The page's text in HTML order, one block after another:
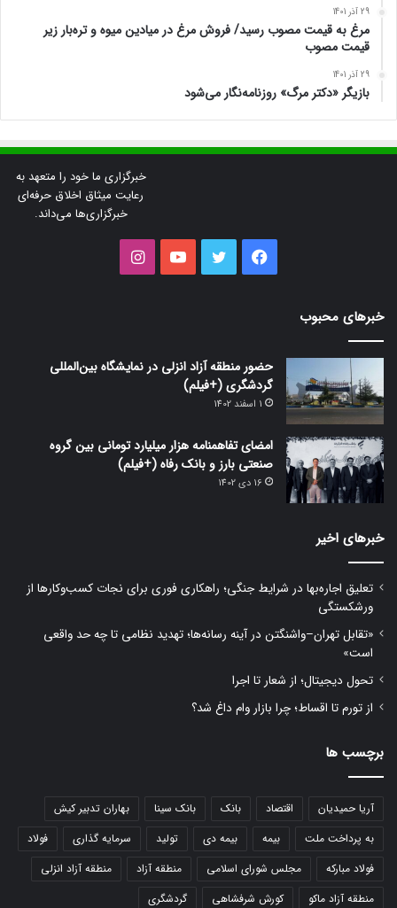
29 آذر 1401
مرغ به قیمت مصوب رسید/ فروش مرغ در میادین میوه و تره‌بار زیر
قیمت مصوب
29 آذر 1401
بازیگر «دکتر مرگ» روزنامه‌نگار می‌شود
خبرگزاری ما خود را متعهد به
رعایت میثاق اخلاق حرفه‌ای
خبرگزاری‌ها می‌داند.
فیس
توییتر یوتیوب
خبرهای محبوب
حضور منطقه آزاد انزلی در نمایشگاه بین‌المللی
گردشگری (+فیلم)
1 اسفند 1402
امضای تفاهمنامه هزار میلیارد تومانی بین گروه
صنعتی بارز و بانک رفاه (+فیلم)
16 دی 1402
خبرهای اخیر
تعلیق اجاره‌بها در شرایط جنگی؛ راهکاری فوری برای نجات کسب‌وکارها از
ورشکستگی
«تقابل تهران–واشنگتن در آینه رسانه‌ها؛ تهدید نظامی تا چه حد واقعی
است»
تحول دیجیتال؛ از شعار تا اجرا
از تورم تا اقساط؛ چرا بازار وام داغ شد؟
برچسب ها
آریا حمیدیان اقتصاد بانک بانک سینا
بهاران تدبیر کیش
به پرداخت ملت
بیمه بیمه دی تولید سرمایه گذاری
فولاد
فولاد مبارکه
مجلس شورای اسلامی منطقه آزاد
منطقه آزاد انزلی
منطقه آزاد ماکو
کورش شرفشاهی گردشگری